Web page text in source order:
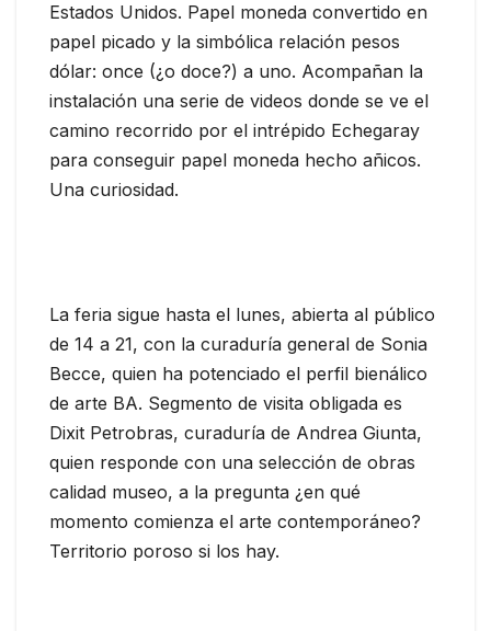
Estados Unidos. Papel moneda convertido en
papel picado y la simbólica relación pesos
dólar: once (¿o doce?) a uno. Acompañan la
instalación una serie de videos donde se ve el
camino recorrido por el intrépido Echegaray
para conseguir papel moneda hecho añicos.
Una curiosidad.
La feria sigue hasta el lunes, abierta al público
de 14 a 21, con la curaduría general de Sonia
Becce, quien ha potenciado el perfil bienálico
de arte BA. Segmento de visita obligada es
Dixit Petrobras, curaduría de Andrea Giunta,
quien responde con una selección de obras
calidad museo, a la pregunta ¿en qué
momento comienza el arte contemporáneo?
Territorio poroso si los hay.